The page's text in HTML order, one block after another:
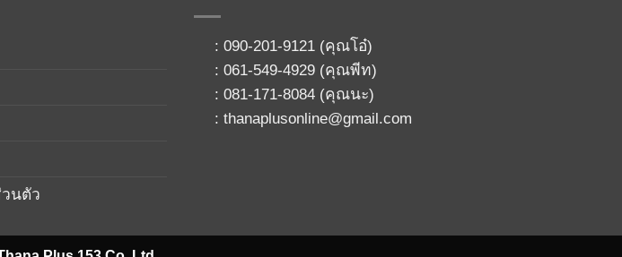
นตัว
: 090-201-9121(คุณโอ๋)
: 061-549-4929(คุณพีท)
: 081-171-8084(คุณนะ)
: thanaplusonline@gmail.com